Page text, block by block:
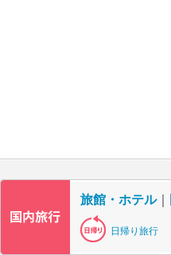
旅館・ホテル｜
日帰り旅行